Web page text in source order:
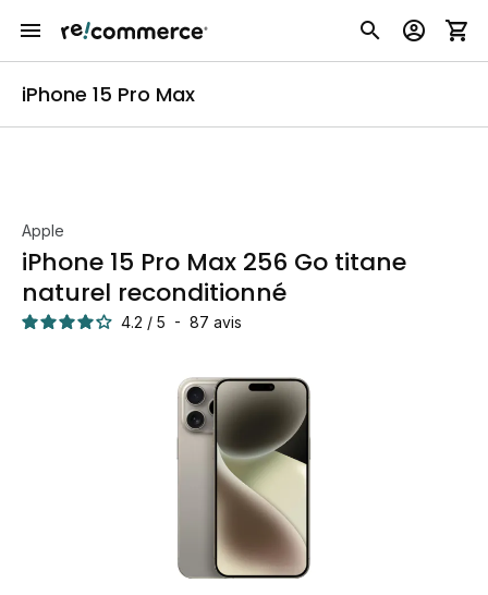
iPhone 15 Pro Max
Apple
iPhone 15 Pro Max 256 Go titane
naturel reconditionné
4.2 / 5 - 87 avis